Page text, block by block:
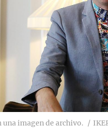
una imagen de archivo.